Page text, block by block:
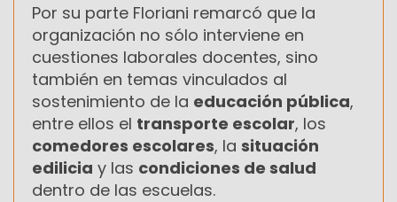
Por su parte Floriani remarcó que la
organización no sólo interviene en
cuestiones laborales docentes, sino
también en temas vinculados al
sostenimiento de la educación pública,
entre ellos el transporte escolar, los
comedores escolares, la situación
edilicia y las condiciones de salud
dentro de las escuelas.